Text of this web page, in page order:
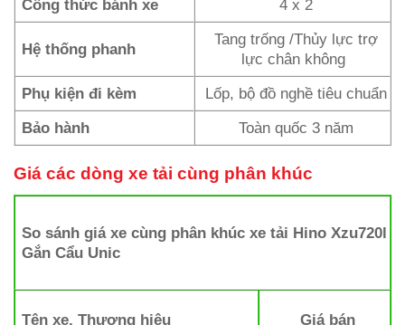
Công thức bánh xe
4 x 2
Hệ thống phanh
Tang trống /Thủy lực trợ
lực chân không
Phụ kiện đi kèm
Lốp, bộ đồ nghề tiêu chuẩn
Bảo hành
Toàn quốc 3 năm
Giá các dòng xe tải cùng phân khúc
So sánh giá xe cùng phân khúc xe tải Hino Xzu720l
Gắn Cẩu Unic
Tên xe, Thương hiệu Giá bán